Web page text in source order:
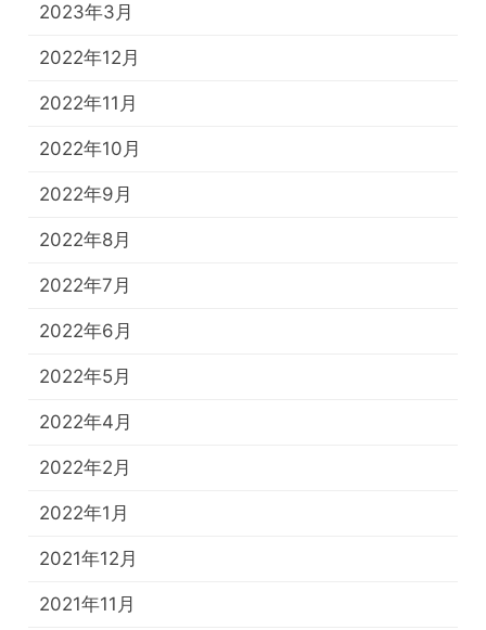
2023年3月
2022年12月
2022年11月
2022年10月
2022年9月
2022年8月
2022年7月
2022年6月
2022年5月
2022年4月
2022年2月
2022年1月
2021年12月
2021年11月